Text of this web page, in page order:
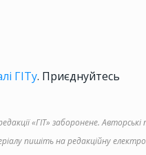
ГІТу. Приєднуйтесь
«ГІТ» заборонене. Авторські
пишіть на редакційну